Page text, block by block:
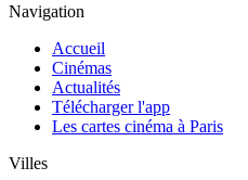
Navigation
Accueil
Cinémas
Actualités
Télécharger l'app
Les cartes cinéma à Paris
Villes